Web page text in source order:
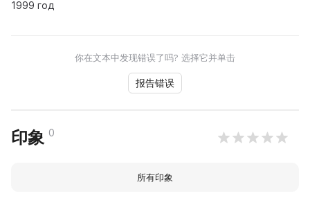
1999 год
你在文本中发现错误了吗? 选择它并单击
报告错误
印象 0
所有印象